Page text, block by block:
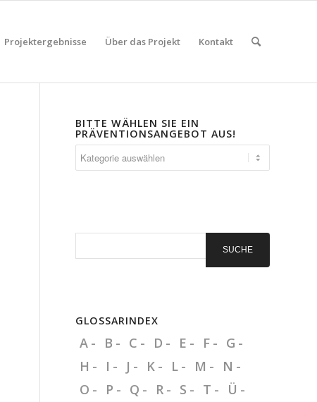
Projektergebnisse Über das Projekt Kontakt
BITTE WÄHLEN SIE EIN
PRÄVENTIONSANGEBOT AUS!
wählen
GLOSSARINDEX
A B C D E F
G
H
I J K L M
N
O
P Q R S T
Ü